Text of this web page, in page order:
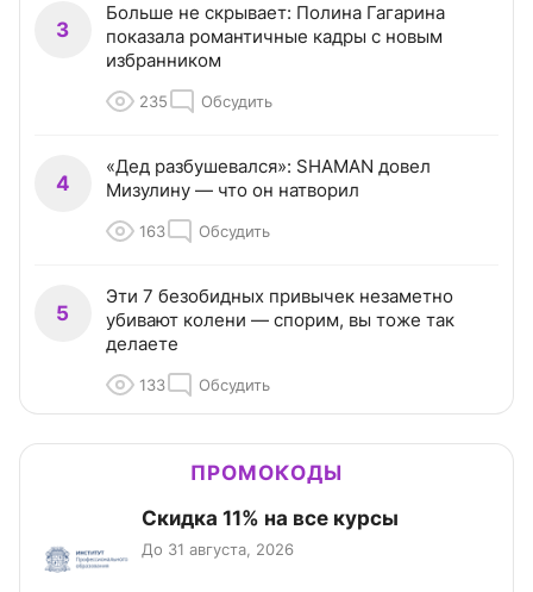
3
Больше не скрывает: Полина Гагарина
показала романтичные кадры с новым
избранником
235 Обсудить
4
«Дед разбушевался»: SHAMAN довел
Мизулину — что он натворил
163 Обсудить
5
Эти 7 безобидных привычек незаметно
убивают колени — спорим, вы тоже так
делаете
133 Обсудить
ПРОМОКОДЫ
Скидка 11% на все курсы
До 31 августа, 2026